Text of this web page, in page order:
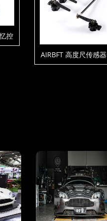
控
AIRBFT 高度尺传感
件